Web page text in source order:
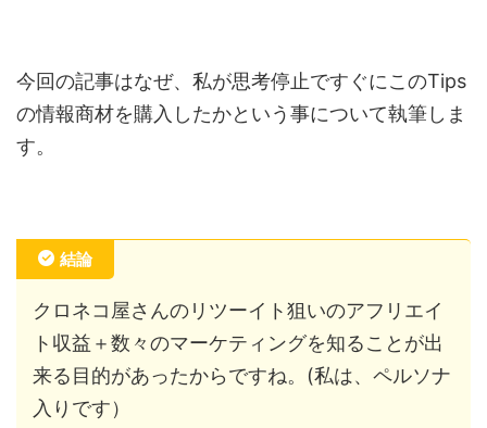
今回の記事はなぜ、私が思考停止ですぐにこのTips
の情報商材を購入したかという事について執筆しま
す。
結論
クロネコ屋さんのリツーイト狙いのアフリエイ
ト収益＋数々のマーケティングを知ることが出
来る目的があったからですね。(私は、ペルソナ
入りです）